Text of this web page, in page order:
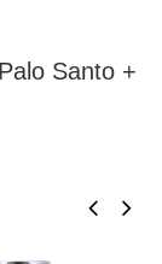
Santo +